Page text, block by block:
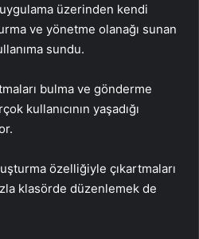
uygulama üzerinden kendi
ve yönetme olanağı sunan
sundu.
bulma ve gönderme
kullanıcının yaşadığı
özelliğiyle çıkartmaları
klasörde düzenlemek de